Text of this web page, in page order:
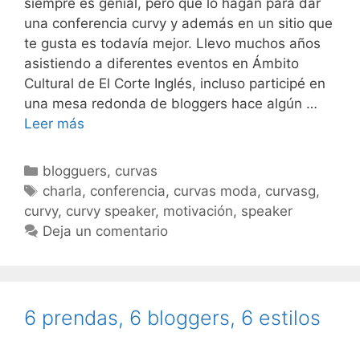
una conferencia curvy y además en un sitio que
te gusta es todavía mejor. Llevo muchos años
asistiendo a diferentes eventos en Ámbito
Cultural de El Corte Inglés, incluso participé en
una mesa redonda de bloggers hace algún …
Leer más
Zaragoza
Categorías
blogguers, curvas
Etiquetas
charla, conferencia, curvas moda, curvasg,
curvy, curvy speaker, motivación, speaker
Deja un comentario
6 prendas, 6 bloggers, 6 estilos